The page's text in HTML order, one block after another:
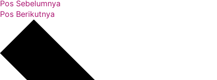
Pos Sebelumnya
Pos Berikutnya